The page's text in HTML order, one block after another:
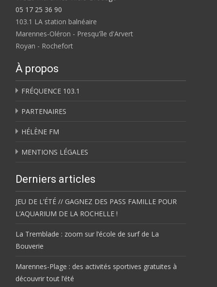
05 17 25 36 90
103.1 LA station balnéaire
Marennes-Oléron - Presqu'île d'Arvert
Royan - Rochefort
À propos
FRÉQUENCE 103.1
PARTENAIRES
HÉLÈNE FM
MENTIONS LÉGALES
Derniers articles
JEU DE L’ÉTÉ // GAGNEZ DES PASS FAMILLE POUR
L’AQUARIUM DE LA ROCHELLE !
La Tremblade : zoom sur l’école de surf de La
Bouverie
Marennes-Plage : des activités sportives gratuites à
découvrir tout l’été